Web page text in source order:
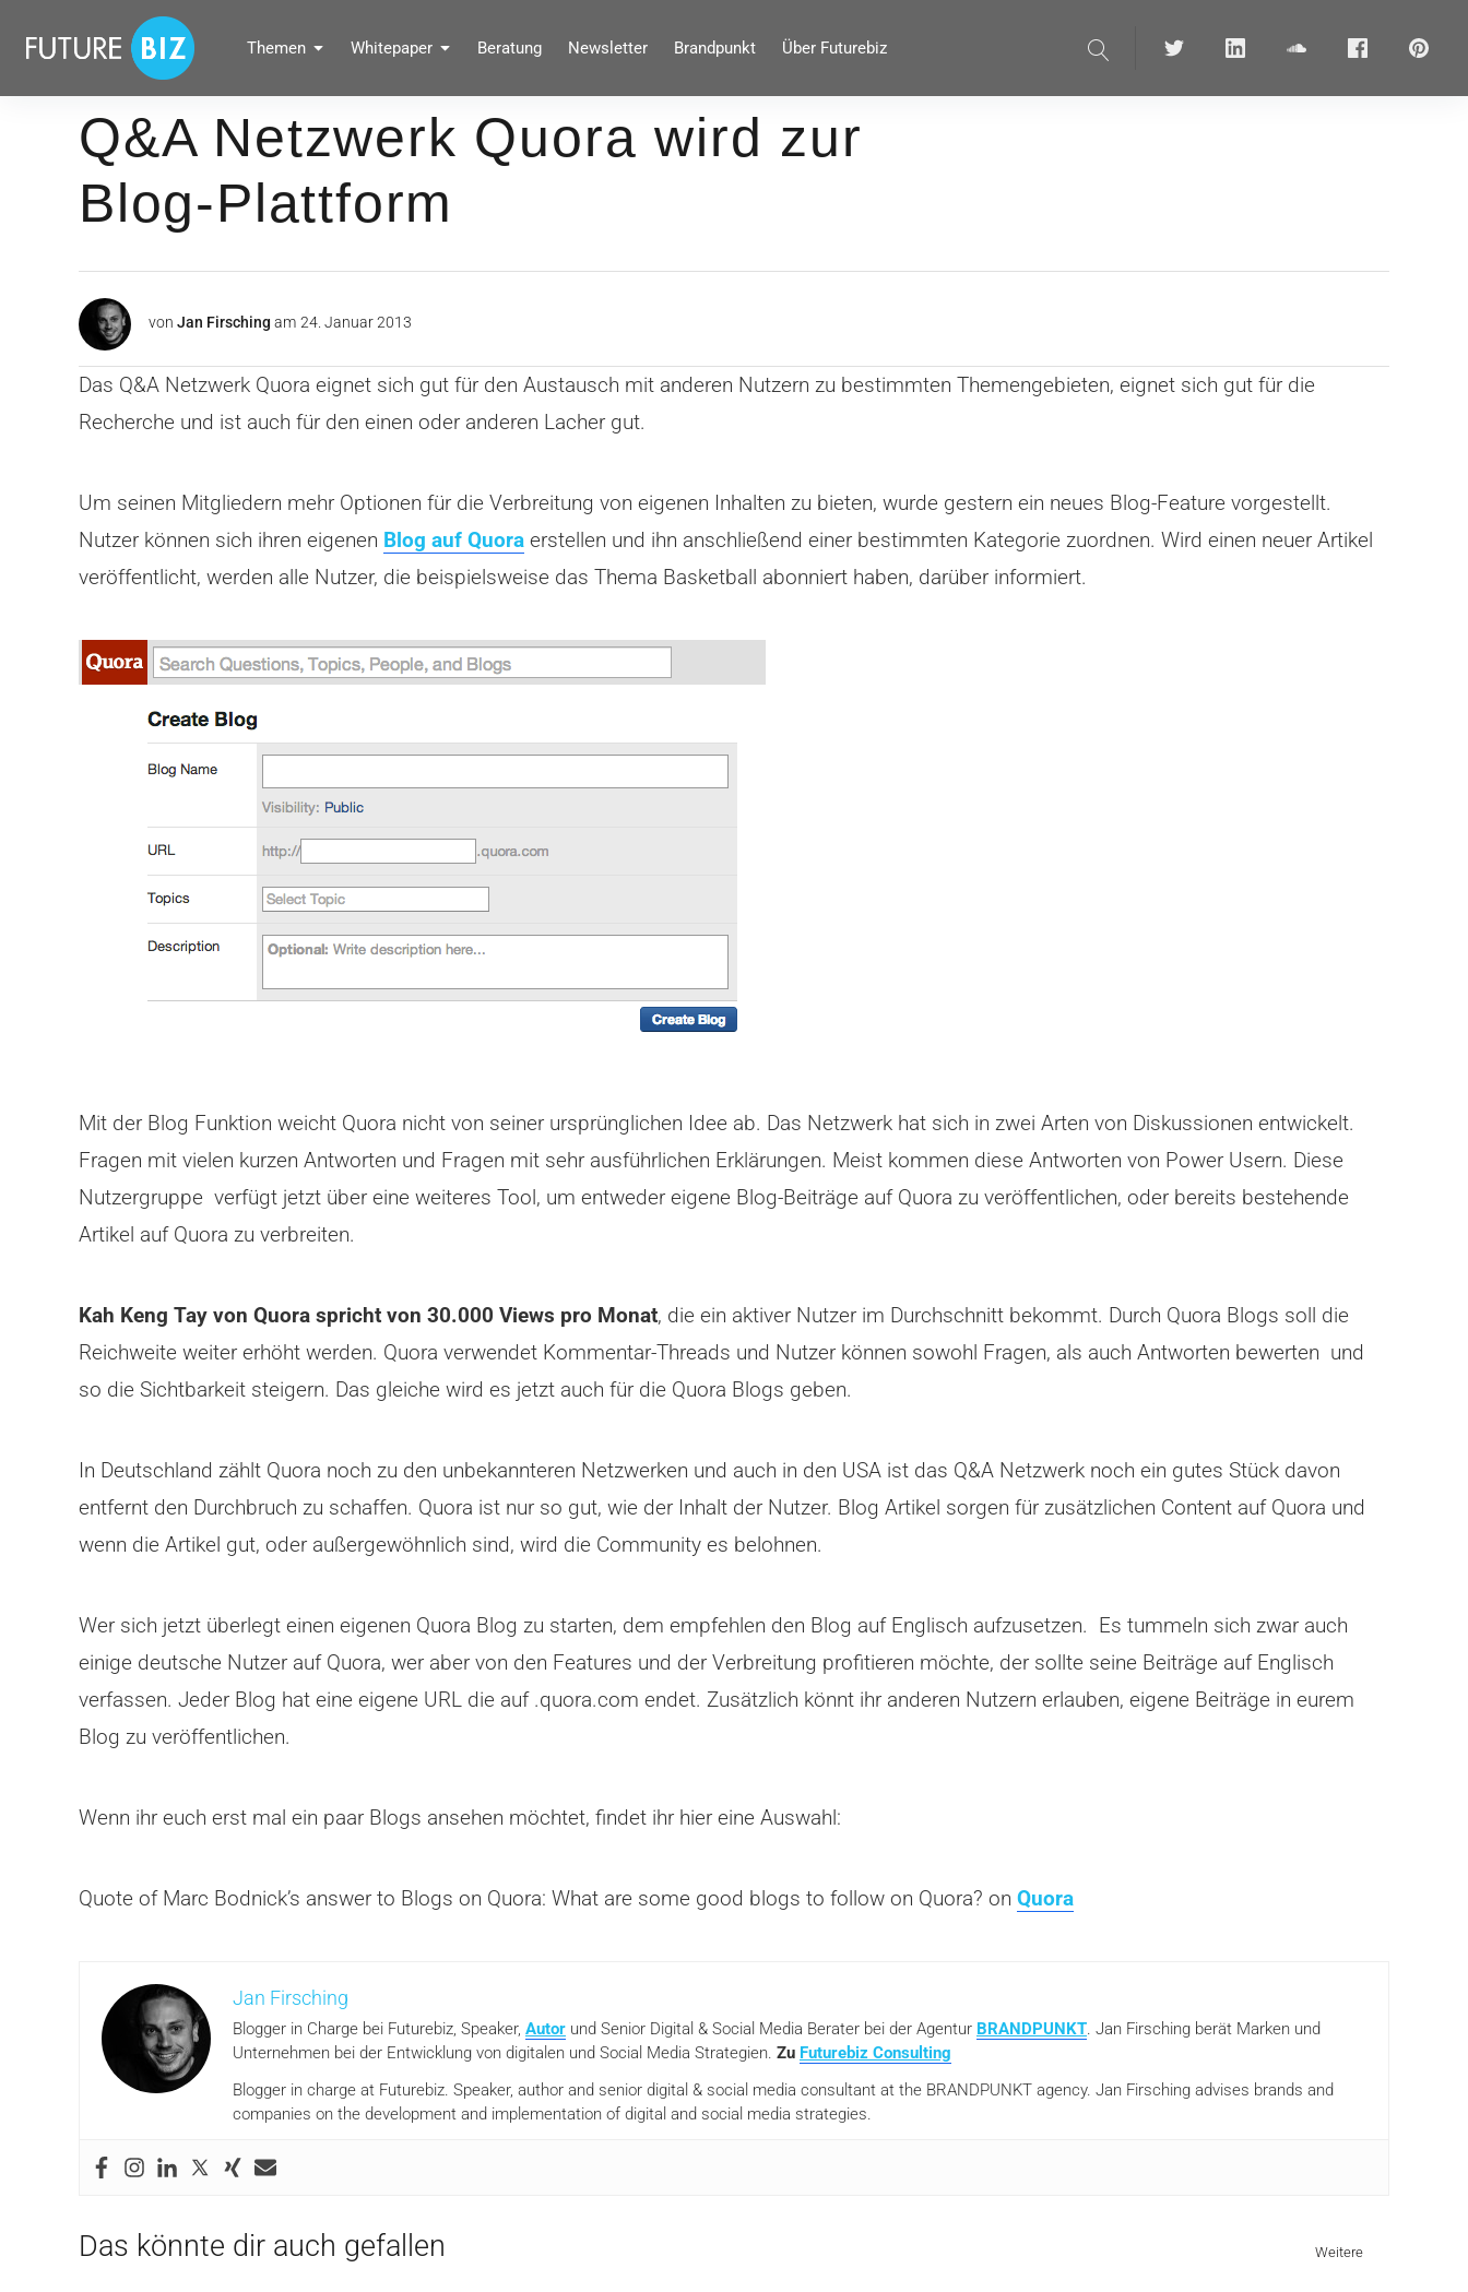
überspringen
FUTUREBIZ
Social Media Marketing Blog für Unternehmen by BRANDPUNKT
Themen Whitepaper Beratung Newsletter Brandpunkt Über Futurebiz
Suche Twitter linkedin soundcloudFacebook
Q&A Netzwerk Quora wird zur
Blog-Plattform
von Jan Firsching am 24. Januar 2013
Das Q&A Netzwerk Quora eignet sich gut für den Austausch mit anderen Nutzern zu bestimmten Themengebieten, eignet sich gut für die
Recherche und ist auch für den einen oder anderen Lacher gut.
Um seinen Mitgliedern mehr Optionen für die Verbreitung von eigenen Inhalten zu bieten, wurde gestern ein neues Blog-Feature vorgestellt.
Nutzer können sich ihren eigenen Blog auf Quora erstellen und ihn anschließend einer bestimmten Kategorie zuordnen. Wird einen neuer Artikel
veröffentlicht, werden alle Nutzer, die beispielsweise das Thema Basketball abonniert haben, darüber informiert.
Mit der Blog Funktion weicht Quora nicht von seiner ursprünglichen Idee ab. Das Netzwerk hat sich in zwei Arten von Diskussionen entwickelt.
Fragen mit vielen kurzen Antworten und Fragen mit sehr ausführlichen Erklärungen. Meist kommen diese Antworten von Power Usern. Diese
Nutzergruppe verfügt jetzt über eine weiteres Tool, um entweder eigene Blog-Beiträge auf Quora zu veröffentlichen, oder bereits bestehende
Artikel auf Quora zu verbreiten.
Kah Keng Tay von Quora spricht von 30.000 Views pro Monat, die ein aktiver Nutzer im Durchschnitt bekommt. Durch Quora Blogs soll die
Reichweite weiter erhöht werden. Quora verwendet Kommentar-Threads und Nutzer können sowohl Fragen, als auch Antworten bewerten und
so die Sichtbarkeit steigern. Das gleiche wird es jetzt auch für die Quora Blogs geben.
In Deutschland zählt Quora noch zu den unbekannteren Netzwerken und auch in den USA ist das Q&A Netzwerk noch ein gutes Stück davon
entfernt den Durchbruch zu schaffen. Quora ist nur so gut, wie der Inhalt der Nutzer. Blog Artikel sorgen für zusätzlichen Content auf Quora und
wenn die Artikel gut, oder außergewöhnlich sind, wird die Community es belohnen.
Wer sich jetzt überlegt einen eigenen Quora Blog zu starten, dem empfehlen den Blog auf Englisch aufzusetzen. Es tummeln sich zwar auch
einige deutsche Nutzer auf Quora, wer aber von den Features und der Verbreitung profitieren möchte, der sollte seine Beiträge auf Englisch
verfassen. Jeder Blog hat eine eigene URL die auf .quora.com endet. Zusätzlich könnt ihr anderen Nutzern erlauben, eigene Beiträge in eurem
Blog zu veröffentlichen.
Wenn ihr euch erst mal ein paar Blogs ansehen möchtet, findet ihr hier eine Auswahl:
Quote of Marc Bodnick’s answer to Blogs on Quora: What are some good blogs to follow on Quora? on Quora
Jan Firsching
Blogger in Charge bei Futurebiz, Speaker, Autor und Senior Digital & Social Media Berater bei der Agentur BRANDPUNKT. Jan Firsching berät Marken und
Unternehmen bei der Entwicklung von digitalen und Social Media Strategien. Zu Futurebiz Consulting
Blogger in charge at Futurebiz. Speaker, author and senior digital & social media consultant at the BRANDPUNKT agency. Jan Firsching advises brands and
companies on the development and implementation of digital and social media strategies.
Das könnte dir auch gefallen Weitere